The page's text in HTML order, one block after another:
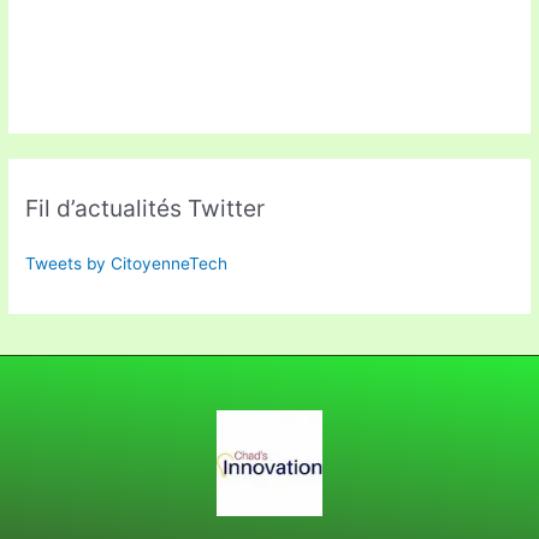
Fil d’actualités Twitter
Tweets by CitoyenneTech